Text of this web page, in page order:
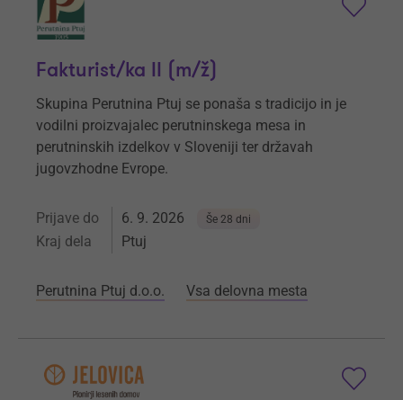
Fakturist/ka II (m/ž)
Skupina Perutnina Ptuj se ponaša s tradicijo in je
vodilni proizvajalec perutninskega mesa in
perutninskih izdelkov v Sloveniji ter državah
jugovzhodne Evrope.
Prijave do 6. 9. 2026 Še 28 dni
Kraj dela Ptuj
Perutnina Ptuj d.o.o. Vsa delovna mesta